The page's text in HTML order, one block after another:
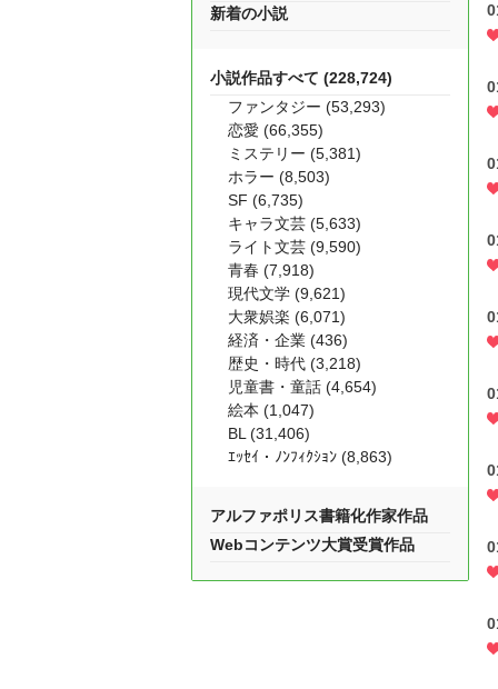
新着の小説
小説作品すべて (228,724)
ファンタジー (53,293)
恋愛 (66,355)
ミステリー (5,381)
ホラー (8,503)
SF (6,735)
キャラ文芸 (5,633)
ライト文芸 (9,590)
青春 (7,918)
現代文学 (9,621)
大衆娯楽 (6,071)
経済・企業 (436)
歴史・時代 (3,218)
児童書・童話 (4,654)
絵本 (1,047)
BL (31,406)
ｴｯｾｲ・ﾉﾝﾌｨｸｼｮﾝ (8,863)
アルファポリス書籍化作家作品
Webコンテンツ大賞受賞作品